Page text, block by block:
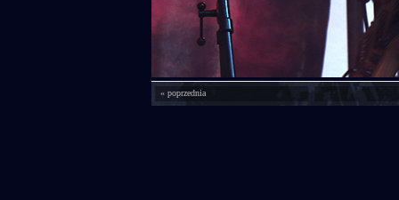
« poprzednia